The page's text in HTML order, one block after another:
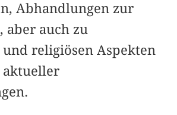
Abhandlungen zur
aber auch zu
religiösen Aspekten